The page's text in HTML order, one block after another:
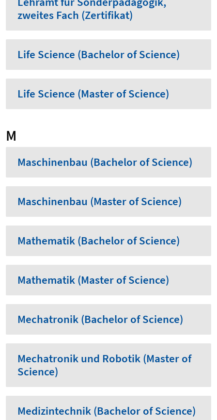
zweites Fach (Zertifikat)
Life Science (Bachelor of Science)
Life Science (Master of Science)
M
Maschinenbau (Bachelor of Science)
Maschinenbau (Master of Science)
Mathematik (Bachelor of Science)
Mathematik (Master of Science)
Mechatronik (Bachelor of Science)
Mechatronik und Robotik (Master of
Science)
Medizintechnik (Bachelor of Science)